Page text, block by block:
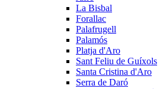
La Bisbal
Forallac
Palafrugell
Palamós
Platja d'Aro
Sant Feliu de Guíxols
Santa Cristina d'Aro
Serra de Daró